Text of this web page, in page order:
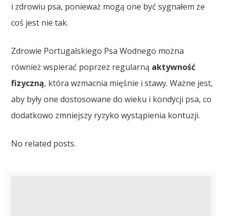
i zdrowiu psa, ponieważ mogą one być sygnałem że
coś jest nie tak.
Zdrowie Portugalskiego Psa Wodnego można
również wspierać poprzez regularną aktywność
fizyczną, która wzmacnia mięśnie i stawy. Ważne jest,
aby były one dostosowane do wieku i kondycji psa, co
dodatkowo zmniejszy ryzyko wystąpienia kontuzji.
No related posts.